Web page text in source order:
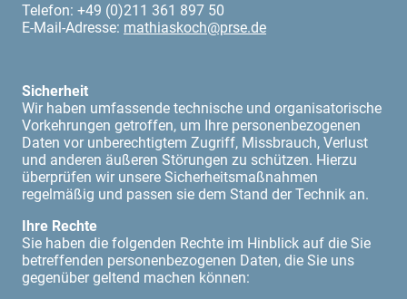
Telefon: +49 (0)211 361 897 50
E-Mail-Adresse: mathiaskoch@prse.de
Sicherheit
Wir haben umfassende technische und organisatorische
Vorkehrungen getroffen, um Ihre personenbezogenen
Daten vor unberechtigtem Zugriff, Missbrauch, Verlust
und anderen äußeren Störungen zu schützen. Hierzu
überprüfen wir unsere Sicherheitsmaßnahmen
regelmäßig und passen sie dem Stand der Technik an.
Ihre Rechte
Sie haben die folgenden Rechte im Hinblick auf die Sie
betreffenden personenbezogenen Daten, die Sie uns
gegenüber geltend machen können: